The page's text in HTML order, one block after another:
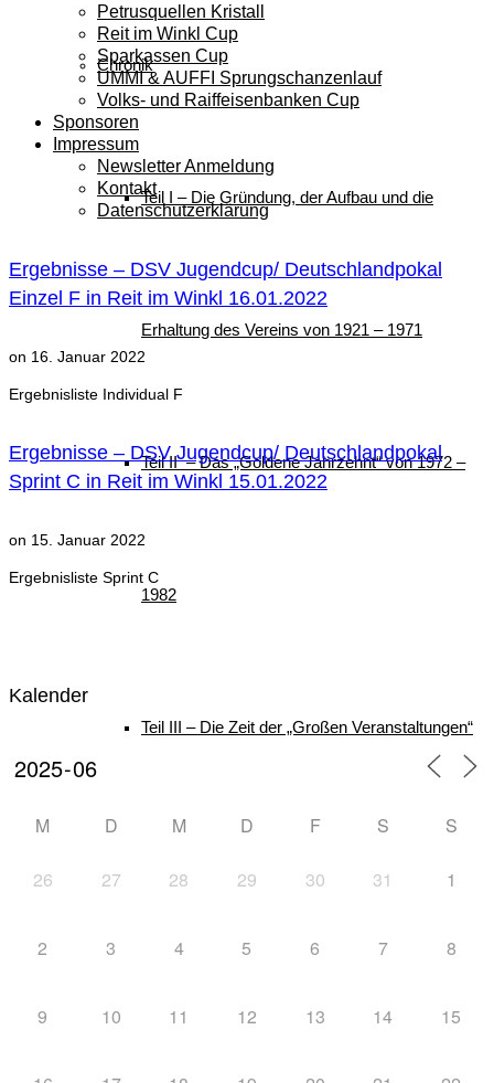
Chronik
Teil I – Die Gründung, der Aufbau und die
Erhaltung des Vereins von 1921 – 1971
Teil II – Das „Goldene Jahrzehnt“ von 1972 –
1982
Teil III – Die Zeit der „Großen Veranstaltungen“
Petrusquellen Kristall
Reit im Winkl Cup
Sparkassen Cup
UMMI & AUFFI Sprungschanzenlauf
Volks- und Raiffeisenbanken Cup
Sponsoren
Impressum
Newsletter Anmeldung
Kontakt
Datenschutzerklärung
Ergebnisse – DSV Jugendcup/ Deutschlandpokal
Einzel F in Reit im Winkl 16.01.2022
on 16. Januar 2022
Ergebnisliste Individual F
Ergebnisse – DSV Jugendcup/ Deutschlandpokal
Sprint C in Reit im Winkl 15.01.2022
on 15. Januar 2022
Ergebnisliste Sprint C
Kalender
M D M D F S S
26 27 28 29 30 31 1
2 3 4 5 6 7 8
9 10 11 12 13 14 15